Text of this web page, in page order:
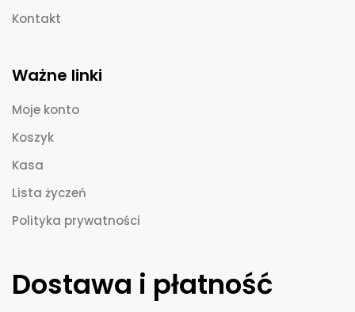
Kontakt
Ważne linki
Moje konto
Koszyk
Kasa
Lista życzeń
Polityka prywatności
Dostawa i płatność